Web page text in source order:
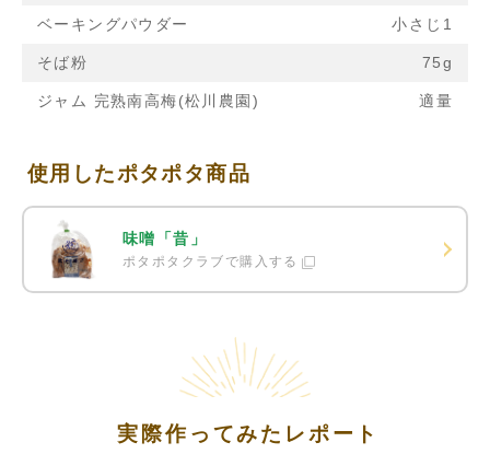
ベーキングパウダー 小さじ1
そば粉 75g
ジャム 完熟南高梅(松川農園) 適量
使用したポタポタ商品
味噌「昔」
ポタポタクラブで購入する
実際作ってみたレポート